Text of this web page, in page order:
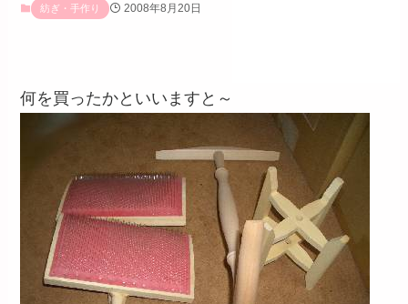
紡ぎ・手作り 2008年8月20日
何を買ったかといいますと～